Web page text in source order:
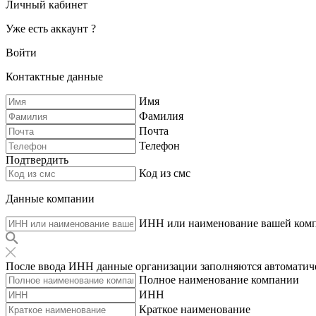
Личный кабинет
Уже есть аккаунт ?
Войти
Контактные данные
Имя
Фамилия
Почта
Телефон
Подтвердить
Код из смс
Данные компании
ИНН или наименование вашей
После ввода ИНН данные организации заполняются
Полное наименование компании
ИНН
Краткое наименование